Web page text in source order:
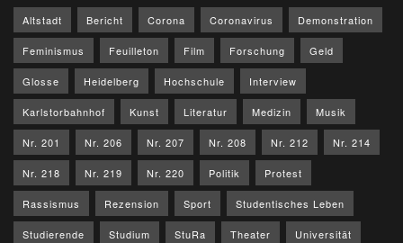
Altstadt Bericht Corona Coronavirus Demonstration
Feminismus Feuilleton Film Forschung Geld
Glosse Heidelberg Hochschule Interview
Karlstorbahnhof Kunst Literatur Medizin Musik
Nr. 201 Nr. 206 Nr. 207 Nr. 208 Nr. 212 Nr. 214
Nr. 218 Nr. 219 Nr. 220 Politik Protest
Rassismus Rezension Sport Studentisches Leben
Studierende Studium StuRa Theater Universität